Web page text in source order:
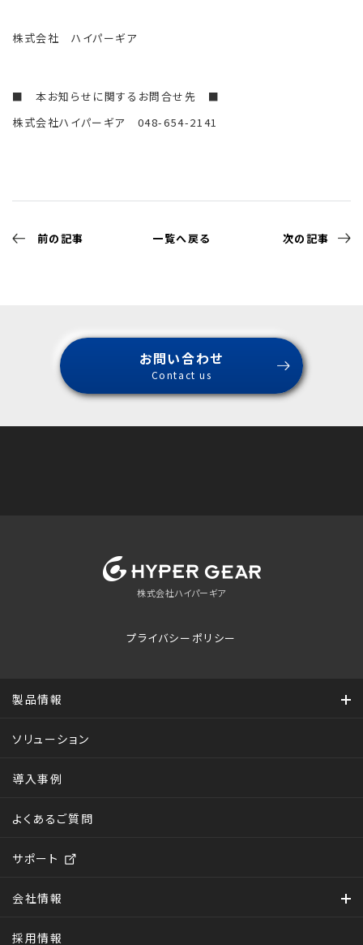
株式会社 ハイパーギア
■ 本お知らせに関するお問合せ先 ■
株式会社ハイパーギア 048-654-2141
前の記事 一覧へ戻る 次の記事
お問い合わせ
Contact us
株式会社ハイパーギア
プライバシーポリシー
製品情報
ソリューション
導入事例
よくあるご質問
サポート
会社情報
採用情報